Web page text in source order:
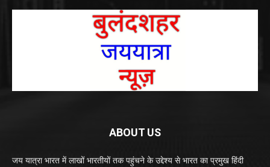
ABOUT US
जय यात्रा भारत में लाखों भारतीयों तक पहुंचने के उद्देश्य से भारत का प्रमुख हिंदी